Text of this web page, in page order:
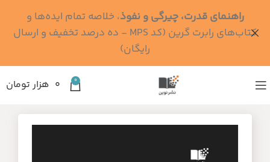
0 ۰ هزار تومان
راهنمای قدرت، چیرگی و نفوذ، خلاصه تمام ایده‌ها و
کتاب‌های رابرت گرین (کد MPS - ده درصد تخفیف و ارسال
رایگان)